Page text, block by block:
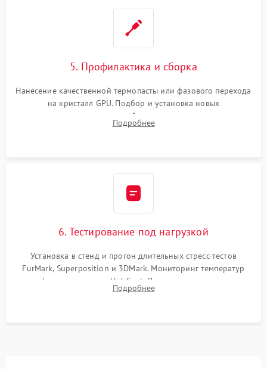
5. Профилактика и сборка
Нанесение качественной термопасты или фазового перехода
на кристалл GPU. Подбор и установка новых
термопрокладок правильной толщины на память и цепи
питания. Монтаж радиатора и бэкплейта, подключение и
Подробнее
6. Тестирование под нагрузкой
Установка в стенд и прогон длительных стресс-тестов
FurMark, Superposition и 3DMark. Мониторинг температур
графического чипа и Hot Spot. Проверка на отсутствие
артефактов изображения, вылетов драйвера и зависаний.
Подробнее